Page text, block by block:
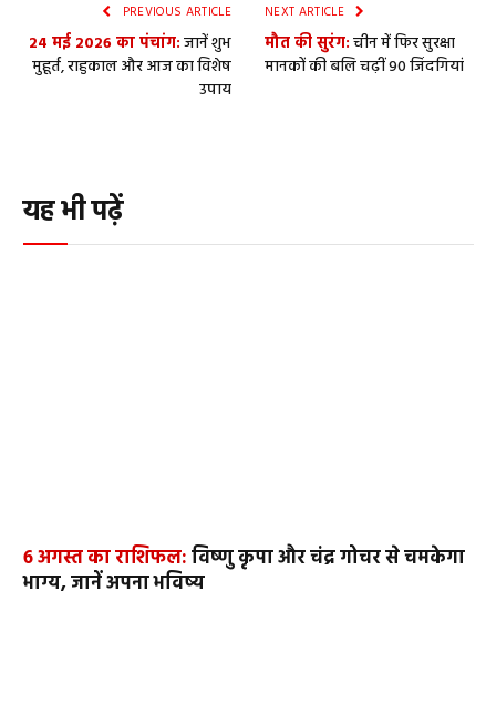
PREVIOUS ARTICLE
24 मई 2026 का पंचांग:जानें शुभ
मुहूर्त, राहुकाल और आज का विशेष
उपाय
NEXT ARTICLE
मौत की सुरंग:चीन में फिर सुरक्षा
मानकों की बलि चढ़ीं 90 जिंदगियां
यह भी पढ़ें
6 अगस्त का राशिफल:विष्णु कृपा और चंद्र गोचर से चमकेगा
भाग्य, जानें अपना भविष्य